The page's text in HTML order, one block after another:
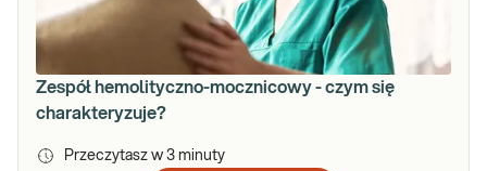
Zespół hemolityczno-mocznicowy - czym się
charakteryzuje?
Przeczytasz w 3 minuty